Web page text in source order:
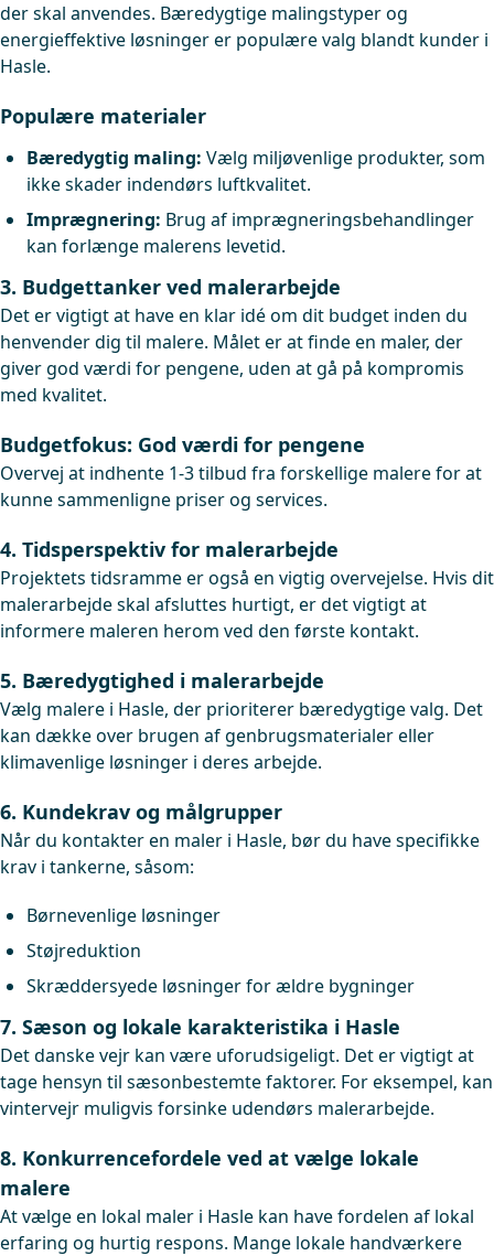
der skal anvendes. Bæredygtige malingstyper og
energieffektive løsninger er populære valg blandt kunder i
Hasle.
Populære materialer
Bæredygtig maling: Vælg miljøvenlige produkter, som
ikke skader indendørs luftkvalitet.
Imprægnering: Brug af imprægneringsbehandlinger
kan forlænge malerens levetid.
3. Budgettanker ved malerarbejde
Det er vigtigt at have en klar idé om dit budget inden du
henvender dig til malere. Målet er at finde en maler, der
giver god værdi for pengene, uden at gå på kompromis
med kvalitet.
Budgetfokus: God værdi for pengene
Overvej at indhente 1-3 tilbud fra forskellige malere for at
kunne sammenligne priser og services.
4. Tidsperspektiv for malerarbejde
Projektets tidsramme er også en vigtig overvejelse. Hvis dit
malerarbejde skal afsluttes hurtigt, er det vigtigt at
informere maleren herom ved den første kontakt.
5. Bæredygtighed i malerarbejde
Vælg malere i Hasle, der prioriterer bæredygtige valg. Det
kan dække over brugen af genbrugsmaterialer eller
klimavenlige løsninger i deres arbejde.
6. Kundekrav og målgrupper
Når du kontakter en maler i Hasle, bør du have specifikke
krav i tankerne, såsom:
Børnevenlige løsninger
Støjreduktion
Skræddersyede løsninger for ældre bygninger
7. Sæson og lokale karakteristika i Hasle
Det danske vejr kan være uforudsigeligt. Det er vigtigt at
tage hensyn til sæsonbestemte faktorer. For eksempel, kan
vintervejr muligvis forsinke udendørs malerarbejde.
8. Konkurrencefordele ved at vælge lokale
malere
At vælge en lokal maler i Hasle kan have fordelen af lokal
erfaring og hurtig respons. Mange lokale handværkere